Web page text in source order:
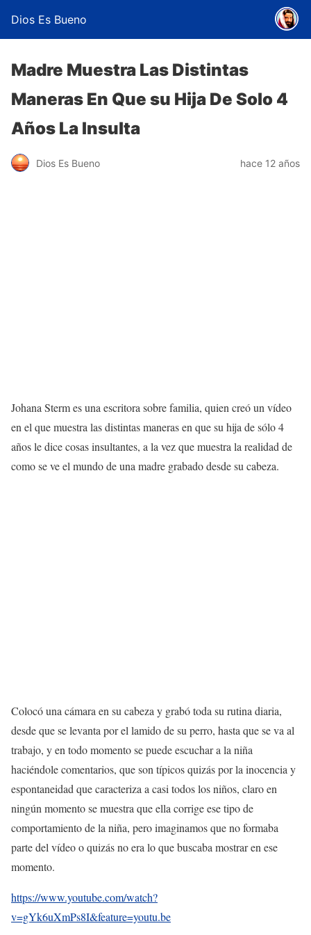
Dios Es Bueno
Madre Muestra Las Distintas
Maneras En Que su Hija De Solo 4
Años La Insulta
Dios Es Bueno hace 12 años
Johana Sterm es una escritora sobre familia, quien creó un vídeo
en el que muestra las distintas maneras en que su hija de sólo 4
años le dice cosas insultantes, a la vez que muestra la realidad de
como se ve el mundo de una madre grabado desde su cabeza.
Colocó una cámara en su cabeza y grabó toda su rutina diaria,
desde que se levanta por el lamido de su perro, hasta que se va al
trabajo, y en todo momento se puede escuchar a la niña
haciéndole comentarios, que son típicos quizás por la inocencia y
espontaneidad que caracteriza a casi todos los niños, claro en
ningún momento se muestra que ella corrige ese tipo de
comportamiento de la niña, pero imaginamos que no formaba
parte del vídeo o quizás no era lo que buscaba mostrar en ese
momento.
https://www.youtube.com/watch?
v=gYk6uXmPs8I&feature=youtu.be